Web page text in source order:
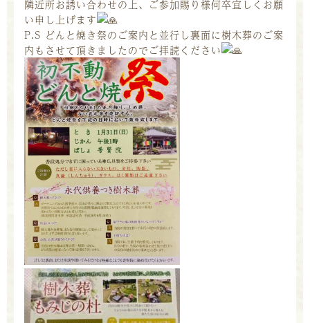
隣近所お誘い合わせの上、ご参加賜り様何卒宜しくお願
い申し上げます
P.S どんと焼き祭のご案内と並行し裏面に樹木葬のご案
内もさせて頂きましたのでご拝読ください